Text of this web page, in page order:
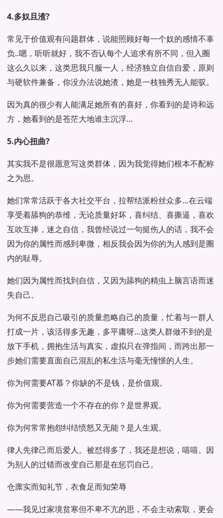
4.多奴且渣?
常见于价值观有问题群体，说能照顾好每一个奴的感情不辜
负..嗯，听听就好，我不否认每个人追求有所不同，但入圈
这么久以来，这类思我只服一人，经济独立自信自爱，原则
与硬软件兼备，你没办法说她渣，她是一枝独秀无人能驭。
因为真的很少有人能满足她所有的喜好，你看到的是诗和远
方，她看到的是苍茫大地谁主沉浮…
5.内心扭曲?
其实我不是很愿意写这类群体，因为我觉得她们根本不配称
之为思。
她们常常活跃于各大社交平台，拉帮结派粉丝众多…在云端
享受着舔狗的恭维，无论质量好坏，喜纠结、喜撕逼，喜欢
互吹互捧，迷之自信，我曾经说过一句挺伤人的话，我不会
因为你的属性而感到卑微，相反我会因为你的为人感到是圈
内的耻辱。
她们因为属性而找到自信，又因为舔狗的精虫上脑言语而迷
失自己。
为何不反思自己吸引的质量忽略自己的质量，忙着与一群人
打成一片，该活得多无趣，多平庸呀…这类人群做不到的是
放下手机，拥抱生活与真实，虚拟只在弹指间，而跨出那一
步她们需要直面自己混乱的私生活与毫无憧憬的人生。
你为何需要AT慕？你缺的不是钱，是价值观。
你为何需要营造一个不存在的你？是世界观。
你为何常常抱怨纠结愤怒又无能？是人生观。
律人先律己而后爱人。被怼得多了，我还是想说，嘻嘻。因
为别人的过错而改变自己那是在惩罚自己。
仓廪实而知礼节，衣食足而知荣辱
——我见过家境贫寒但不卑不亢的思，不会主动索取，更会